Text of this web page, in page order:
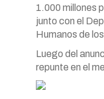
1.000 millones
junto con el
Humanos de
Luego del
repunte en el